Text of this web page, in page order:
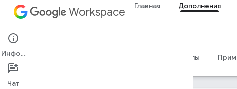
Workspace Главная Дополнения
Add-ons
Обзор Справочные материалы
Информация
Чат